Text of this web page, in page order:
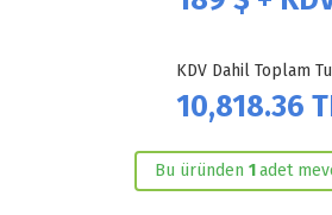
KDV Dahil Toplam
10,818.36
Bu üründen 1adet